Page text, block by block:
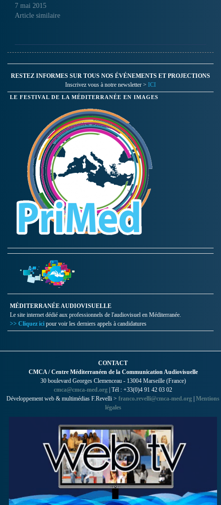
7 mai 2015
Article similaire
RESTEZ INFORMES SUR TOUS NOS ÉVÉNEMENTS ET PROJECTIONS
Inscrivez vous à notre newsletter > ICI
LE FESTIVAL DE LA MÉDITERRANÉE EN IMAGES
MÉDITERRANÉE AUDIOVISUELLE
Le site internet dédié aux professionnels de l'audiovisuel en Méditerranée.
>> Cliquez ici pour voir les derniers appels à candidatures
CONTACT
CMCA / Centre Méditerranéen de la Communication Audiovisuelle
30 boulevard Georges Clemenceau - 13004 Marseille (France)
cmca@cmca-med.org | Tél : +33(0)4 91 42 03 02
Développement web & multimédias F.Revelli > franco.revelli@cmca-med.org | Mentions
légales